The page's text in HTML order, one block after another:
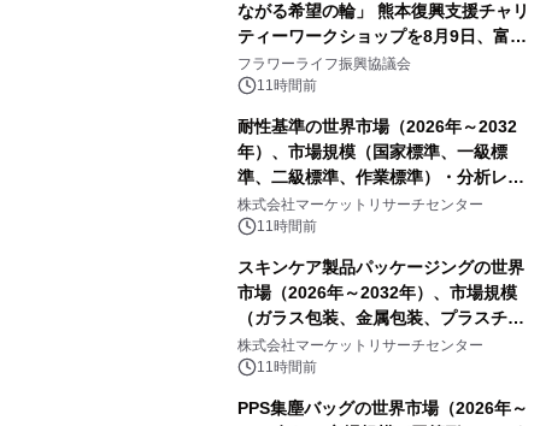
ながる希望の輪」 熊本復興支援チャリ
ティーワークショップを8月9日、富
山・射水で開催
フラワーライフ振興協議会
11時間前
耐性基準の世界市場（2026年～2032
年）、市場規模（国家標準、一級標
準、二級標準、作業標準）・分析レポ
ートを発表
株式会社マーケットリサーチセンター
11時間前
スキンケア製品パッケージングの世界
市場（2026年～2032年）、市場規模
（ガラス包装、金属包装、プラスチッ
ク包装、その他）・分析レポートを発
表
株式会社マーケットリサーチセンター
11時間前
PPS集塵バッグの世界市場（2026年～